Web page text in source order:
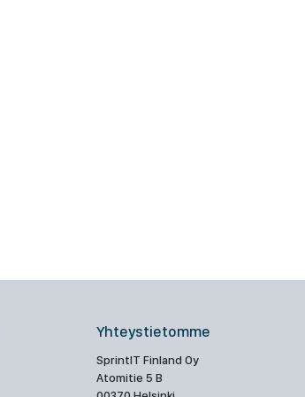
Yhteystietomme
SprintIT Finland Oy
Atomitie 5 B